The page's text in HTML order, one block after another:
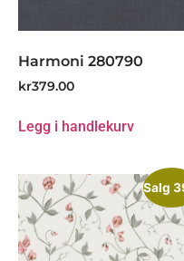
Harmoni 280790
kr379.00
Legg i handlekurv
Salg